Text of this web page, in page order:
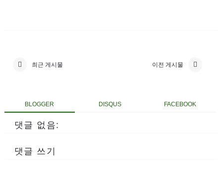
최근 게시물 이전 게시물
BLOGGER DISQUS FACEBOOK
댓글 없음:
댓글 쓰기